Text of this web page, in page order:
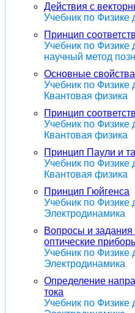
Действия с
Учебник по Физике
Принцип
Учебник по Физике
научный метод
Основные
Учебник по Физике
Квантовая физика
Принцип
Учебник по Физике
Квантовая физика
Принцип Паули и
Учебник по Физике
Квантовая физика
Принцип Гюйгенса
Учебник по Физике
Электродинамика
Вопросы и задания
оптические
Учебник по Физике
Электродинамика
Определение
тока
Учебник по Физике